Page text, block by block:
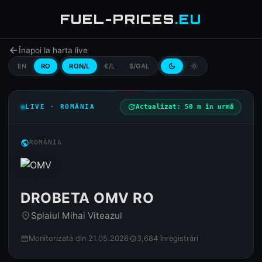
FUEL-PRICES.EU
arrow_backÎnapoi la harta live
EN RO RON/L €/L $/GAL dark_mode light_mode
LIVE · ROMÂNIA updateActualizat: 50 m în urmă
publicROMÂNIA
DROBETA OMV RO
place Splaiul Mihai Viteazul
calendar_month Monitorizată din 21.05.2026history3,684 înregistrări